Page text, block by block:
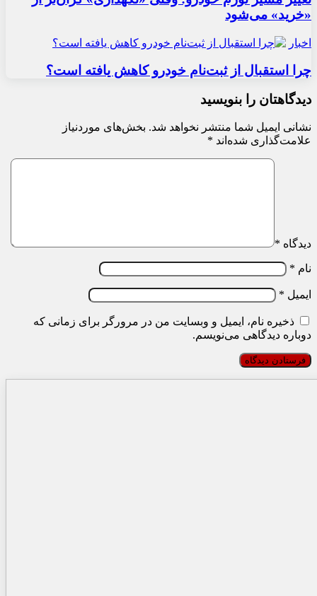
«خرید» می‌شود
اخبار
چرا استقبال از ثبت‌نام خودرو کاهش یافته است؟
دیدگاهتان را بنویسید
نشانی ایمیل شما منتشر نخواهد شد. بخش‌های موردنیاز
علامت‌گذاری شده‌اند *
دیدگاه *
نام *
ایمیل *
ذخیره نام، ایمیل و وبسایت من در مرورگر برای زمانی که
دوباره دیدگاهی می‌نویسم.